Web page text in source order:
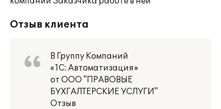
Отзыв клиента
В Группу Компаний
«1С: Автоматизация»
от ООО "ПРАВОВЫЕ
БУХГАЛТЕРСКИЕ УСЛУГИ"
Отзыв